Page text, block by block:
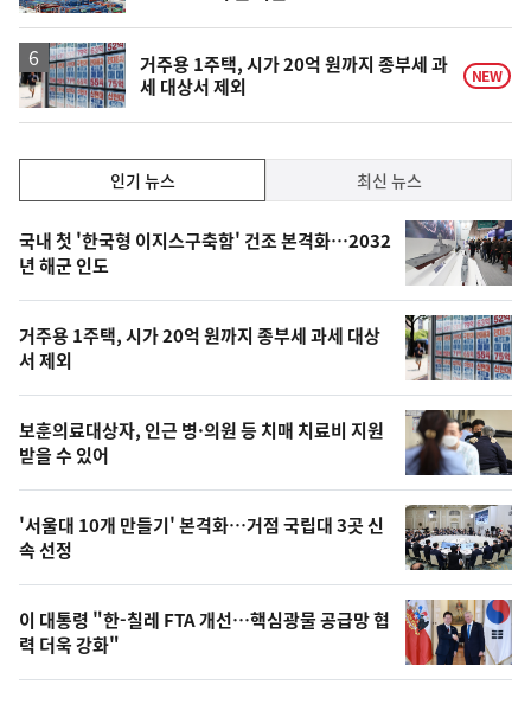
거주용 1주택, 시가 20억 원까지 종부세 과
세 대상서 제외
NEW
기,
최
신,
오
늘
의
영
상
오
늘
의
사
진
인기 뉴스 최신 뉴스
기
뉴
스
국내 첫 '한국형 이지스구축함' 건조 본격화…2032
년 해군 인도
거주용 1주택, 시가 20억 원까지 종부세 과세 대상
서 제외
보훈의료대상자, 인근 병·의원 등 치매 치료비 지원
받을 수 있어
'서울대 10개 만들기' 본격화…거점 국립대 3곳 신
속 선정
이 대통령 "한-칠레 FTA 개선…핵심광물 공급망 협
력 더욱 강화"